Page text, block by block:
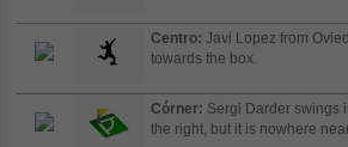
Centro: Javi Lopez from
towards the box.
Córner: Sergi Darder swings
the right, but it is nowhere